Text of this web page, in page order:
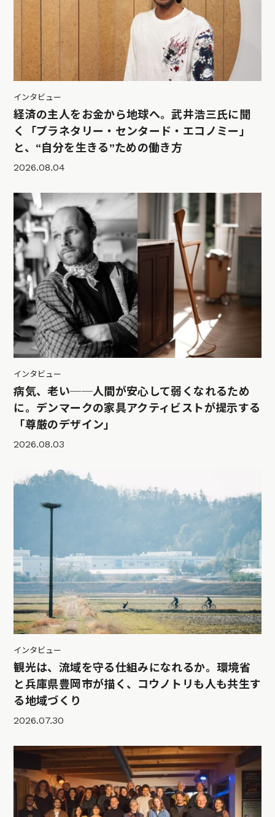
インタビュー
経済の主人をお金から地球へ。武井浩三氏に聞
く「プラネタリー・センタード・エコノミー」
と、“自分を生きる”ための働き方
2026.08.04
インタビュー
病気、老い──人間が安心して弱くなれるため
に。デンマークの家具アクティビストが提示する
「尊厳のデザイン」
2026.08.03
インタビュー
観光は、流域を守る仕組みになれるか。環境省
と兵庫県豊岡市が描く、コウノトリも人も共生す
る地域づくり
2026.07.30